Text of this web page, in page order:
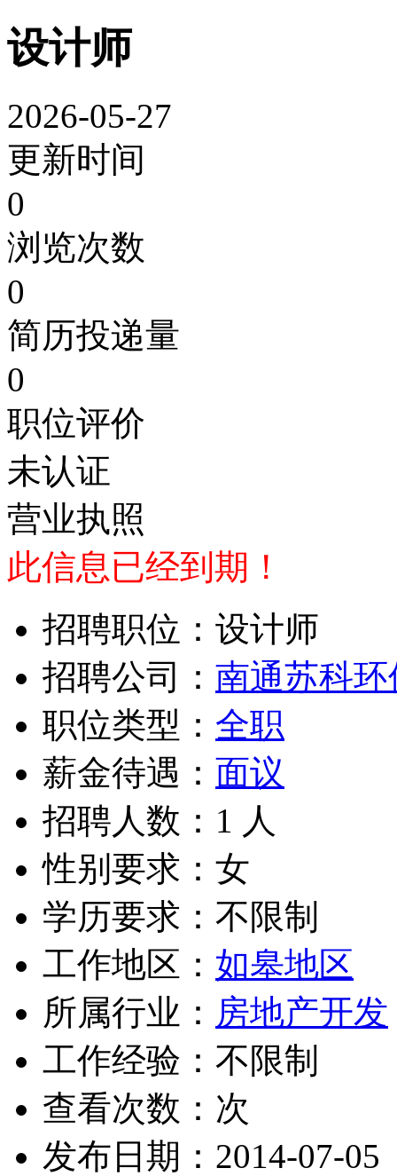
设计师
2026-05-27
更新时间
0
浏览次数
0
简历投递量
0
职位评价
未认证
营业执照
此信息已经到期！
招聘职位：设计师
招聘公司： 南通苏科
职位类型： 全职
薪金待遇： 面议
招聘人数：1 人
性别要求：女
学历要求：不限制
工作地区： 如皋地区
所属行业： 房地产开发
工作经验：不限制
查看次数： 次
发布日期：2014-07-05